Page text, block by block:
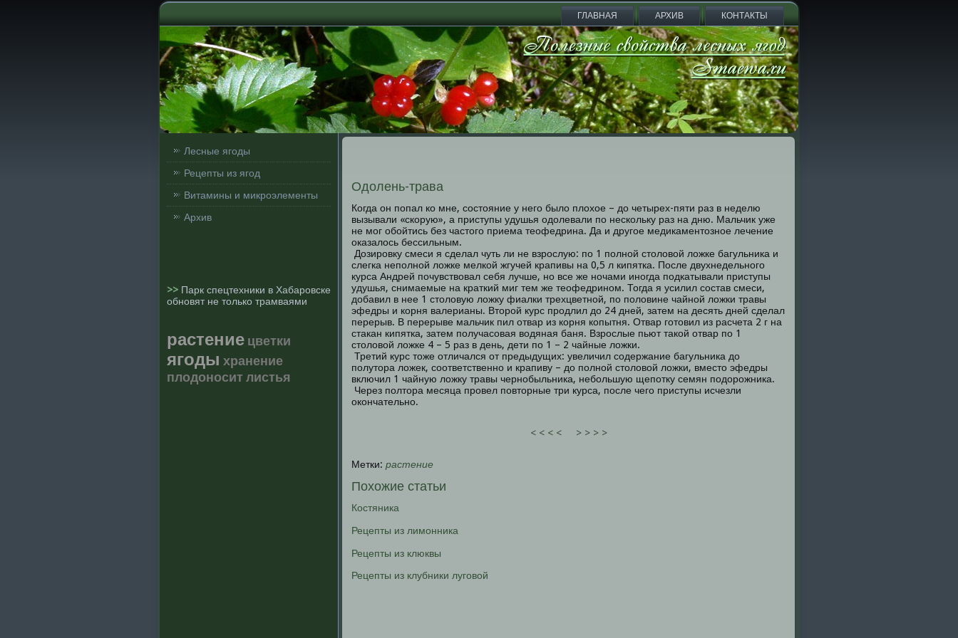
ГЛАВНАЯ АРХИВ КОНТАКТЫ
Лесные ягоды
Рецепты из ягод
Витамины и микроэлементы
Архив
>> Парк спецтехники в Хабаровске
обновят не только трамваями
растение цветки
ягоды хранение
плодоноситлистья
Одолень-трава
Когда он попал ко мне, состояние у него было плохое – до четырех-пяти раз в неделю
вызывали «скорую», а приступы удушья одолевали по нескольку раз на дню. Мальчик уже
не мог обойтись без частого приема теофедрина. Да и другое медикаментозное лечение
оказалось бессильным.
Дозировку смеси я сделал чуть ли не взрослую: по 1 полной столовой ложке багульника и
слегка неполной ложке мелкой жгучей крапивы на 0,5 л кипятка. После двухнедельного
курса Андрей почувствовал себя лучше, но все же ночами иногда подкатывали приступы
удушья, снимаемые на краткий миг тем же теофедрином. Тогда я усилил состав смеси,
добавил в нее 1 столовую ложку фиалки трехцветной, по половине чайной ложки травы
эфедры и корня валерианы. Второй курс продлил до 24 дней, затем на десять дней сделал
перерыв. В перерыве мальчик пил отвар из корня копытня. Отвар готовил из расчета 2 г на
стакан кипятка, затем получасовая водяная баня. Взрослые пьют такой отвар по 1
столовой ложке 4 – 5 раз в день, дети по 1 – 2 чайные ложки.
Третий курс тоже отличался от предыдущих: увеличил содержание багульника до
полутора ложек, соответственно и крапиву – до полной столовой ложки, вместо эфедры
включил 1 чайную ложку травы чернобыльника, небольшую щепотку семян подорожника.
Через полтора месяца провел повторные три курса, после чего приступы исчезли
окончательно.
< < < < > > > >
Метки: растение
Похожие статьи
Костяника
Рецепты из лимонника
Рецепты из клюквы
Рецепты из клубники луговой